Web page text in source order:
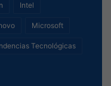
Intel
Microsoft
Tecnológicas